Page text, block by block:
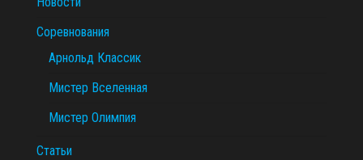
Соревнования
Арнольд Классик
Мистер Вселенная
Мистер Олимпия
Статьи